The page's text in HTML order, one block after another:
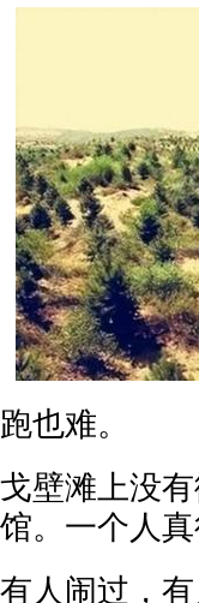
跑也难。
戈壁滩上没
馆。一个人
有人闹过，